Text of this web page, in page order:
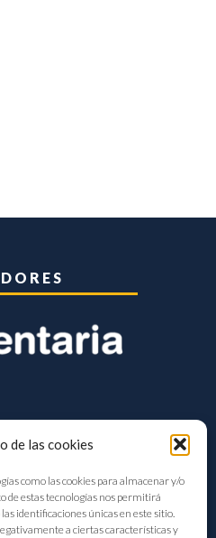
de las cookies
como las cookies para almacenar y/o
de estas tecnologías nos permitirá
identificaciones únicas en este sitio.
a ciertas características y